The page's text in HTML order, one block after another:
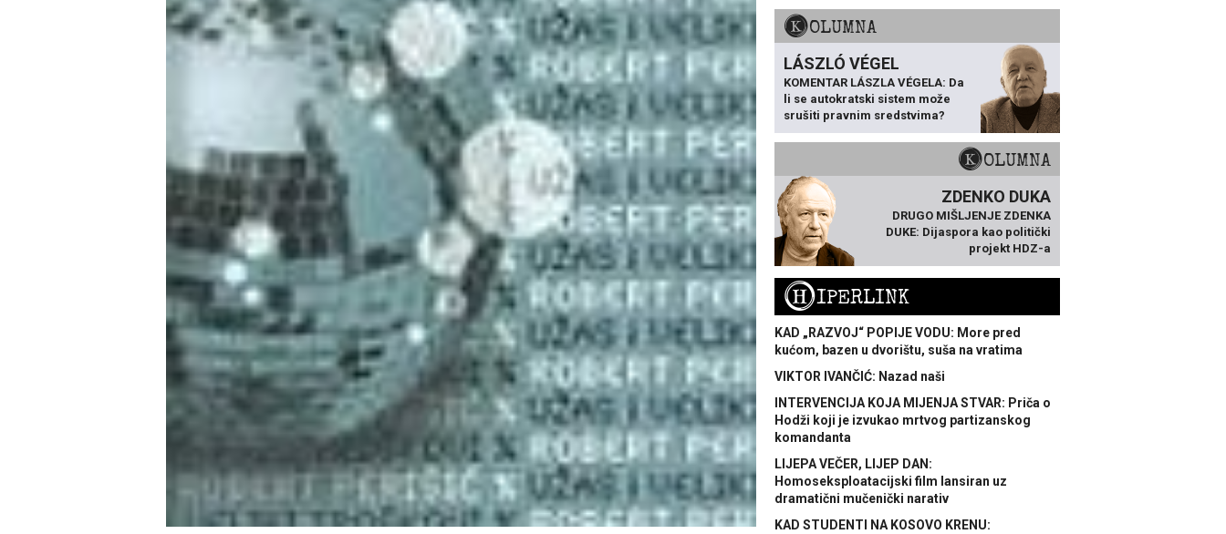
KOLUMNA
LÁSZLÓ VÉGEL
KOMENTAR LÁSZLA VÉGELA: Da
li se autokratski sistem može
srušiti pravnim sredstvima?
KOLUMNA
ZDENKO DUKA
DRUGO MIŠLJENJE ZDENKA
DUKE: Dijaspora kao politički
projekt HDZ-a
HIPERLINK
KAD „RAZVOJ“ POPIJE VODU: More pred
kućom, bazen u dvorištu, suša na vratima
VIKTOR IVANČIĆ: Nazad naši
INTERVENCIJA KOJA MIJENJA STVAR: Priča o
Hodži koji je izvukao mrtvog partizanskog
komandanta
LIJEPA VEČER, LIJEP DAN:
Homoseksploatacijski film lansiran uz
dramatični mučenički narativ
KAD STUDENTI NA KOSOVO KRENU: